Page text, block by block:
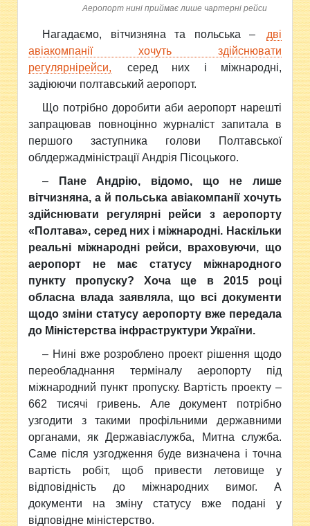
Аеропорт нині приймає лише чартерні рейси
Нагадаємо, вітчизняна та польська –
дві
авіакомпанії хочуть здійснювати
регулярнірейси,
серед них і міжнародні,
задіюючи полтавський аеропорт.
Що потрібно доробити аби аеропорт нарешті
запрацював повноцінно журналіст запитала в
першого заступника голови Полтавської
облдержадміністрації Андрія Пісоцького.
–
Пане Андрію, відомо, що не лише
вітчизняна, а й польська авіакомпанії хочуть
здійснювати регулярні рейси з аеропорту
«Полтава», серед них і міжнародні. Наскільки
реальні міжнародні рейси, враховуючи, що
аеропорт не має статусу міжнародного
пункту пропуску? Хоча ще в 2015 році
обласна влада заявляла, що всі документи
щодо зміни статусу аеропорту вже передала
до Міністерства інфраструктури України.
– Нині вже розроблено проект рішення щодо
переобладнання терміналу аеропорту під
міжнародний пункт пропуску. Вартість проекту –
662 тисячі гривень. Але документ потрібно
узгодити з такими профільними державними
органами, як Державіаслужба, Митна служба.
Саме після узгодження буде визначена і точна
вартість робіт, щоб привести летовище у
відповідність до міжнародних вимог. А
документи на зміну статусу вже подані у
відповідне міністерство.